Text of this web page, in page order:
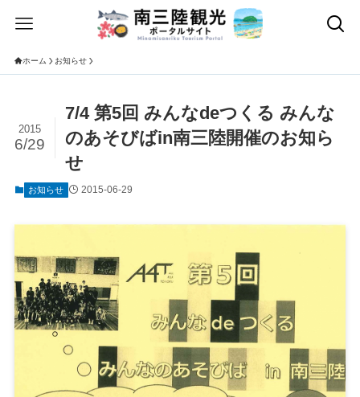
ホーム お知らせ
7/4 第5回 みんなdeつくる みんな
のあそびばin南三陸開催のお知ら
せ
2015
6/29
お知らせ 2015-06-29